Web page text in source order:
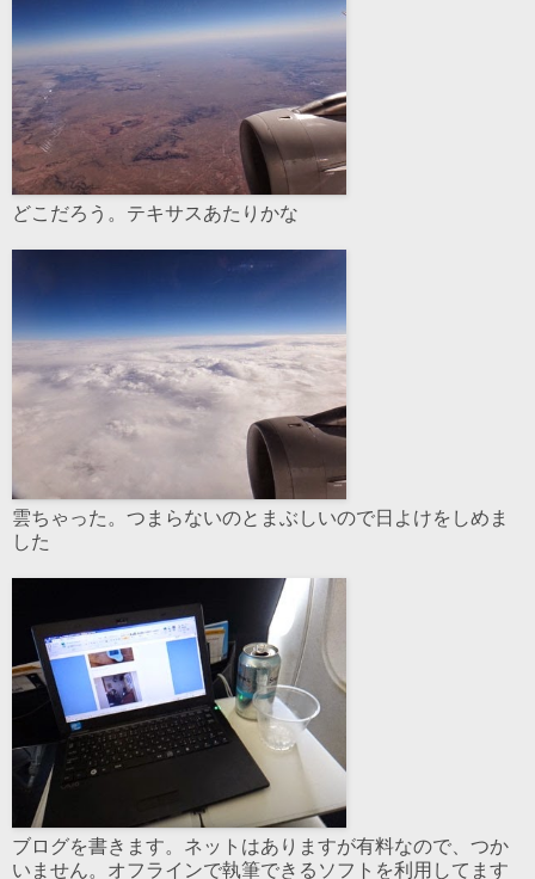
どこだろう。テキサスあたりかな
雲ちゃった。つまらないのとまぶしいので日よけをしめま
した
ブログを書きます。ネットはありますが有料なので、つか
いません。オフラインで執筆できるソフトを利用してます